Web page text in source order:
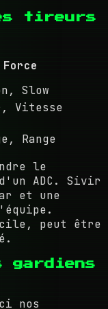
tireurs
Force
Slow
Vitesse
Range
le
ADC. Sivir
et une
peut être
gardiens
nos